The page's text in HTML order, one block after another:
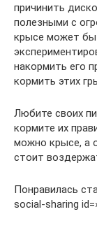
причинить
полезными с
крысе может
накормить его
кормить этих
Любите своих
кормите их
можно крысе, а
стоит
Понравилась
social-sharing